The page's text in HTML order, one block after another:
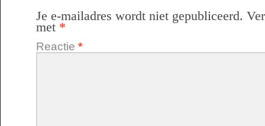
Je e-mailadres wordt niet gepubliceerd.
met *
Reactie *